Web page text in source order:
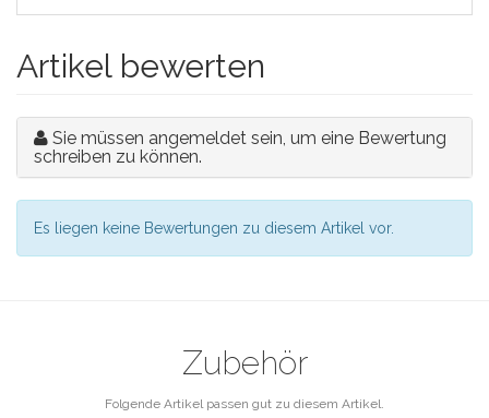
Artikel bewerten
Sie müssen angemeldet sein, um eine Bewertung
schreiben zu können.
Es liegen keine Bewertungen zu diesem Artikel vor.
Zubehör
Folgende Artikel passen gut zu diesem Artikel.